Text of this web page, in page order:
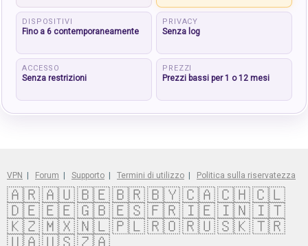
DISPOSITIVI
Fino a 6 contemporaneamente
PRIVACY
Senza log
ACCESSO
Senza restrizioni
PREZZI
Prezzi bassi per 1 o 12 mesi
VPN | Forum | Supporto | Termini di utilizzo | Politica sulla riservatezza
🇦🇷🇦🇺🇧🇪🇧🇷🇧🇾🇨🇦🇨🇭🇨🇱
🇩🇪🇪🇪🇬🇧🇪🇸🇫🇷🇮🇪🇮🇳🇮🇹
🇰🇿🇲🇽🇳🇱🇵🇱🇷🇴🇷🇺🇸🇰🇹🇷